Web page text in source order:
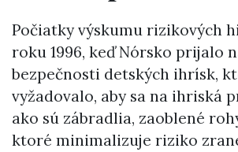
Počiatky výskumu rizikových
roku 1996, keď Nórsko prijalo
bezpečnosti detských ihrísk,
vyžadovalo, aby sa na ihriská
ako sú zábradlia, zaoblené
ktoré minimalizuje riziko